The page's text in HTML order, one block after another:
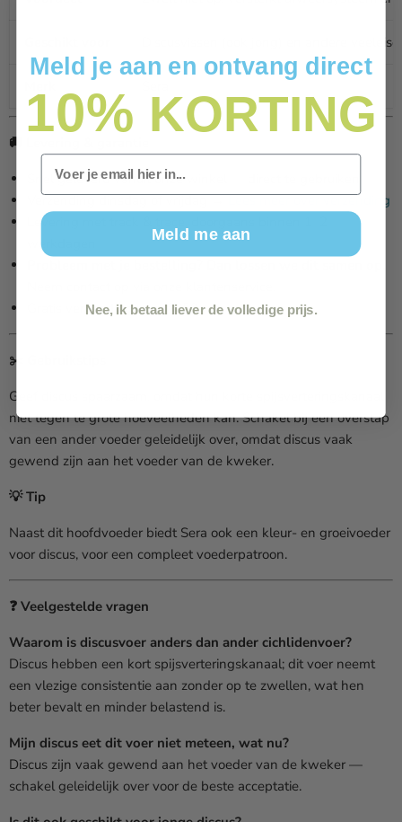
Discusvissen (ook jong) en andere
🚚 Levering & garantie
Snel geleverd vanuit onze winkel — direct te gebruiken
Verzending dinsdag of vrijdag →Lees meer over verzending
Levering met track & trace, doorgaans binnen 1–2
werkdagen
Gratis verzending vanaf €59,-
✂️ Gebruikstips
Geef discus spaarzaam, omdat hun korte spijsverteringskanaal
niet tegen te grote hoeveelheden kan. Schakel bij een overstap
van een ander voeder geleidelijk over, omdat discus vaak
gewend zijn aan het voeder van de kweker.
💡 Tip
Naast dit hoofdvoeder biedt Sera ook een kleur- en groeivoeder
voor discus, voor een compleet voederpatroon.
❓ Veelgestelde vragen
Waarom is discusvoer anders dan ander cichlidenvoer?
Discus hebben een kort spijsverteringskanaal; dit voer neemt
een vlezige consistentie aan zonder op te zwellen, wat hen
beter bevalt en minder belastend is.
Mijn discus eet dit voer niet meteen, wat nu?
Discus zijn vaak gewend aan het voeder van de kweker —
schakel geleidelijk over voor de beste acceptatie.
Meld je aan en ontvang direct
10% KORTING
Email
Meld me aan
Nee, ik betaal liever de volledige prijs.